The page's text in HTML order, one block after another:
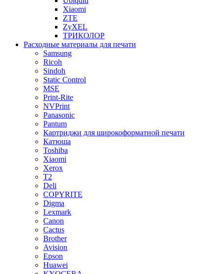
Xiaomi
ZTE
ZyXEL
ТРИКОЛОР
Расходные материалы для печати
Samsung
Ricoh
Sindoh
Static Control
MSE
Print-Rite
NVPrint
Panasonic
Pantum
Картриджи для широкоформатной печати
Катюша
Toshiba
Xiaomi
Xerox
T2
Deli
COPYRITE
Digma
Lexmark
Canon
Cactus
Brother
Avision
Epson
Huawei